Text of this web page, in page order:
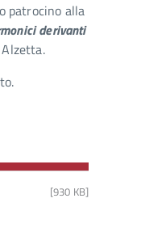
patrocino alla
derivanti
[930 KB]